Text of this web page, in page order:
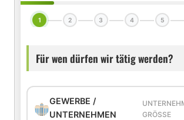
1 2 3 4 5
Für wen dürfen wir tätig werden?
GEWERBE /
UNTERNEHMEN
GRÖSSE